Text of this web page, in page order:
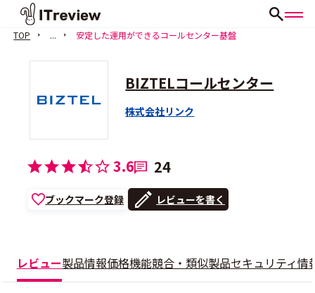
TOP ... 安定した運用ができるコールセンター基盤
BIZTELコールセンター
株式会社リンク
3.6 24
ブックマーク登録 レビューを書く
レビュー製品情報価格機能競合・類似製品セキュリティ情